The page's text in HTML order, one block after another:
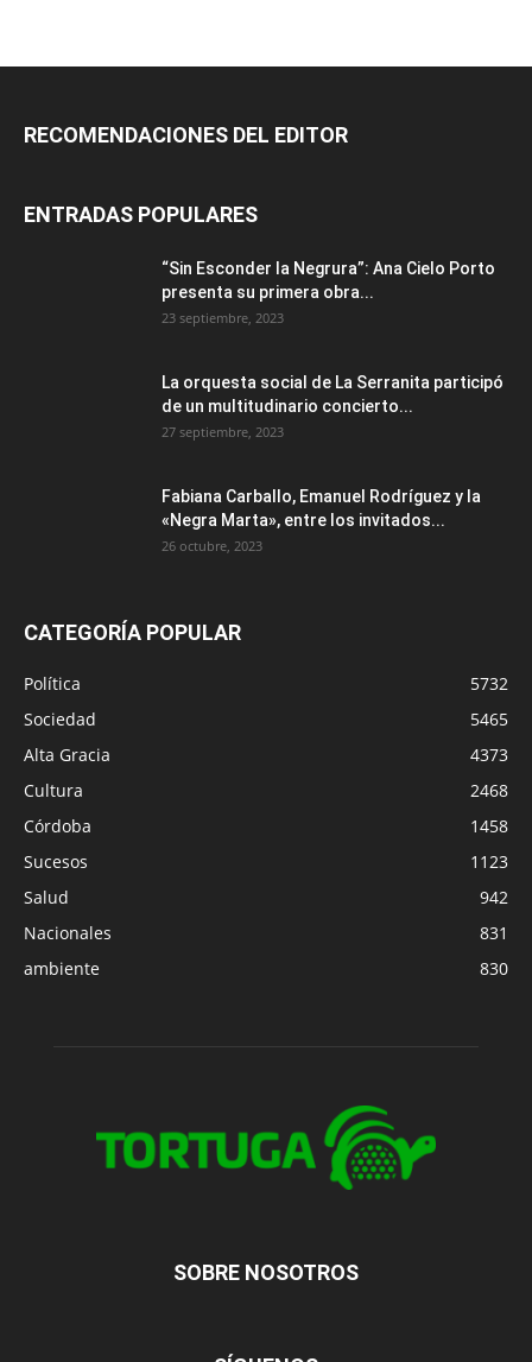
RECOMENDACIONES DEL EDITOR
ENTRADAS POPULARES
“Sin Esconder la Negrura”: Ana Cielo Porto
presenta su primera obra...
23 septiembre, 2023
La orquesta social de La Serranita participó
de un multitudinario concierto...
27 septiembre, 2023
Fabiana Carballo, Emanuel Rodríguez y la
«Negra Marta», entre los invitados...
26 octubre, 2023
CATEGORÍA POPULAR
Política
5732
Sociedad
5465
Alta Gracia
4373
Cultura
2468
Córdoba
1458
Sucesos
1123
Salud
942
Nacionales
831
ambiente
830
SOBRE NOSOTROS